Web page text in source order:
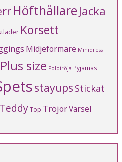
Höfthållare Jacka
Korsett
Midjeformare Minidress
Plus size Polotröja Pyjamas
stayups Stickat
TeddyTop TröjorVarsel